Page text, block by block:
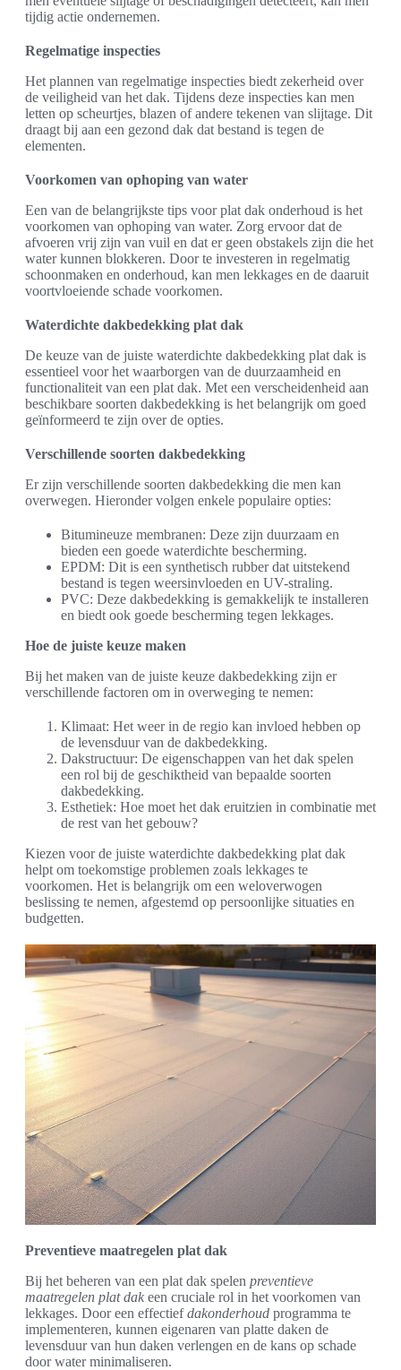
tijdig actie ondernemen.
Regelmatige inspecties
Het plannen van regelmatige inspecties biedt zekerheid over
de veiligheid van het dak. Tijdens deze inspecties kan men
letten op scheurtjes, blazen of andere tekenen van slijtage. Dit
draagt bij aan een gezond dak dat bestand is tegen de
elementen.
Voorkomen van ophoping van water
Een van de belangrijkste tips voor plat dak onderhoud is het
voorkomen van ophoping van water. Zorg ervoor dat de
afvoeren vrij zijn van vuil en dat er geen obstakels zijn die het
water kunnen blokkeren. Door te investeren in regelmatig
schoonmaken en onderhoud, kan men lekkages en de daaruit
voortvloeiende schade voorkomen.
Waterdichte dakbedekking plat dak
De keuze van de juiste waterdichte dakbedekking plat dak is
essentieel voor het waarborgen van de duurzaamheid en
functionaliteit van een plat dak. Met een verscheidenheid aan
beschikbare soorten dakbedekking is het belangrijk om goed
geïnformeerd te zijn over de opties.
Verschillende soorten dakbedekking
Er zijn verschillende soorten dakbedekking die men kan
overwegen. Hieronder volgen enkele populaire opties:
Bitumineuze membranen: Deze zijn duurzaam en
bieden een goede waterdichte bescherming.
EPDM: Dit is een synthetisch rubber dat uitstekend
bestand is tegen weersinvloeden en UV-straling.
PVC: Deze dakbedekking is gemakkelijk te installeren
en biedt ook goede bescherming tegen lekkages.
Hoe de juiste keuze maken
Bij het maken van de juiste keuze dakbedekking zijn er
verschillende factoren om in overweging te nemen:
Klimaat: Het weer in de regio kan invloed hebben op
de levensduur van de dakbedekking.
Dakstructuur: De eigenschappen van het dak spelen
een rol bij de geschiktheid van bepaalde soorten
dakbedekking.
Esthetiek: Hoe moet het dak eruitzien in combinatie met
de rest van het gebouw?
Kiezen voor de juiste waterdichte dakbedekking plat dak
helpt om toekomstige problemen zoals lekkages te
voorkomen. Het is belangrijk om een weloverwogen
beslissing te nemen, afgestemd op persoonlijke situaties en
budgetten.
Preventieve maatregelen plat dak
Bij het beheren van een plat dak spelen preventieve
maatregelen plat dak een cruciale rol in het voorkomen van
lekkages. Door een effectiefdakonderhoud programma te
implementeren, kunnen eigenaren van platte daken de
levensduur van hun daken verlengen en de kans op schade
door water minimaliseren.